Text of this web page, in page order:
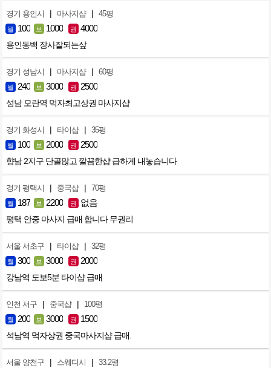
경기 용인시 | 마사지샵 | 45평
월 100 보 1000 권 4000
용인동백 장사잘되는샆
경기 성남시 | 마사지샵 | 60평
월 240 보 3000 권 2500
성남 모란역 먹자최고상권 마사지샵
경기 화성시 | 타이샵 | 35평
월 100 보 2000 권 2500
향남 2지구 단골많고 깔끔한샵 급하게 내놓습니다
경기 평택시 | 중국샵 | 70평
월 187 보 2200 권 없음
평택 안중 마사지 급매 합니다 무권리
서울 서초구 | 타이샵 | 32평
월 300 보 3000 권 2000
강남역 도보5분 타이샵 급매
인천 서구 | 중국샵 | 100평
월 200 보 3000 권 1500
석남역 먹자상권 중국마사지샵 급매.
서울 양천구 | 스웨디시 | 33.2평